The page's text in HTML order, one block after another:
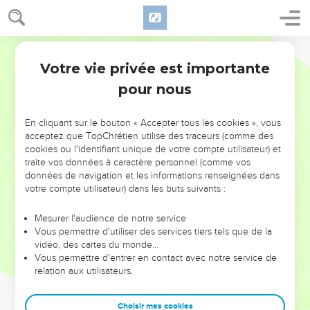
NE MANQUEZ PAS L’ÉVÉNEMENT
DE L’ANNÉE !
ET SI LEURS ERREURS POUVAIENT VOUS ÉVITER LES
VOTRES ?
leur foi ou leur vision. Mais on voit moins les doutes, les erreurs
et les saisons difficiles qu'ils ont traversés, alors même que ce
sont elles qui les ont façonnés.
Dans cette conférence, leaders, entrepreneurs, et responsables
clés pour avancer avec plus de sagesse afin que leurs erreurs
Votre vie privée est importante
pour nous
En cliquant sur le bouton « Accepter tous les cookies », vous
acceptez que TopChrétien utilise des traceurs (comme des
cookies ou l'identifiant unique de votre compte utilisateur) et
traite vos données à caractère personnel (comme vos
données de navigation et les informations renseignées dans
votre compte utilisateur) dans les buts suivants :
Mesurer l'audience de notre service
Vous permettre d'utiliser des services tiers tels que de la
vidéo, des cartes du monde…
Vous permettre d'entrer en contact avec notre service de
relation aux utilisateurs.
Choisir mes cookies